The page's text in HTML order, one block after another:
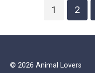
1 2
© 2026 Animal Lovers